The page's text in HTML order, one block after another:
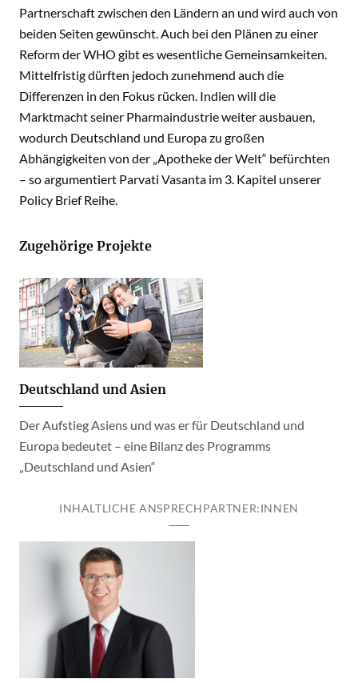
Partnerschaft zwischen den Ländern an und wird auch von
beiden Seiten gewünscht. Auch bei den Plänen zu einer
Reform der WHO gibt es wesentliche Gemeinsamkeiten.
Mittelfristig dürften jedoch zunehmend auch die
Differenzen in den Fokus rücken. Indien will die
Marktmacht seiner Pharmaindustrie weiter ausbauen,
wodurch Deutschland und Europa zu großen
Abhängigkeiten von der „Apotheke der Welt“ befürchten
– so argumentiert Parvati Vasanta im 3. Kapitel unserer
Policy Brief Reihe.
Zugehörige Projekte
Deutschland und Asien
Der Aufstieg Asiens und was er für Deutschland und
Europa bedeutet – eine Bilanz des Programms
„Deutschland und Asien“
INHALTLICHE ANSPRECHPARTNER:INNEN